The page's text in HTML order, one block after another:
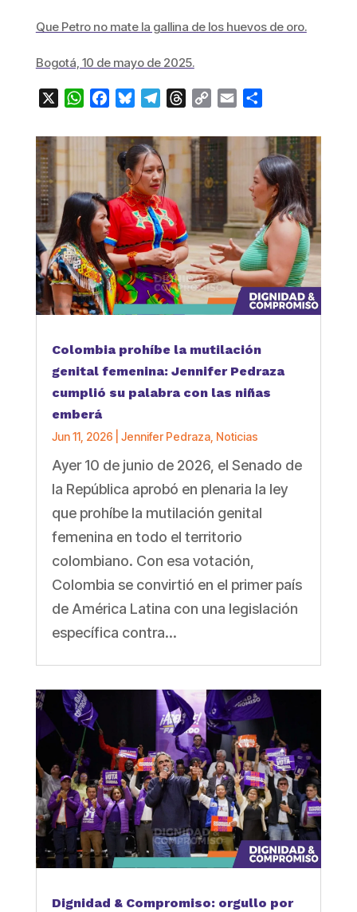
Que Petro no mate la gallina de los huevos de oro.
Bogotá, 10 de mayo de 2025.
WhatsApp
FacebookBlueskyTelegramThreads
Copy Email
Colombia prohíbe la mutilación
genital femenina: Jennifer Pedraza
cumplió su palabra con las niñas
emberá
Jun 11, 2026 Jennifer Pedraza, Noticias
Ayer 10 de junio de 2026, el Senado de
la República aprobó en plenaria la ley
que prohíbe la mutilación genital
femenina en todo el territorio
colombiano. Con esa votación,
Colombia se convirtió en el primer país
de América Latina con una legislación
específica contra...
Dignidad & Compromiso: orgullo por